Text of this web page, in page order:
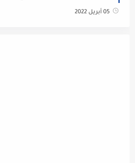
05 أبريل 2022